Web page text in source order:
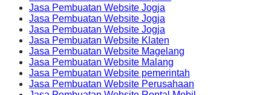
Jasa Pembuatan Website Jogja
Jasa Pembuatan Website Jogja
Jasa Pembuatan Website Jogja
Jasa Pembuatan Website Klaten
Jasa Pembuatan Website Magelang
Jasa Pembuatan Website Malang
Jasa Pembuatan Website pemerintah
Jasa Pembuatan Website Perusahaan